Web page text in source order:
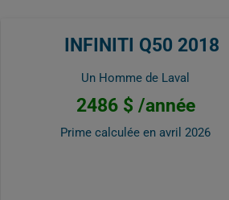
INFINITI Q50 2018
Un Homme de Laval
2486 $ /année
Prime calculée en avril 2026